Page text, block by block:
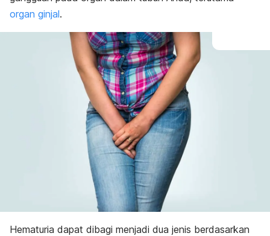
organ ginjal.
Hematuria dapat dibagi menjadi dua jenis berdasarkan